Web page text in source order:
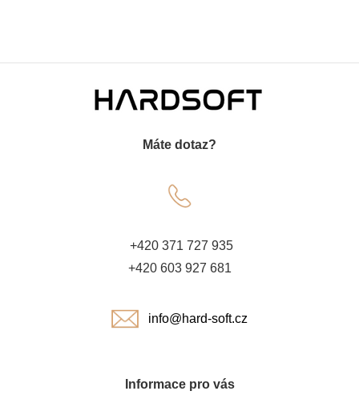
Máte dotaz?
+420 371 727 935
+420 603 927 681
info@hard-soft.cz
Informace pro vás